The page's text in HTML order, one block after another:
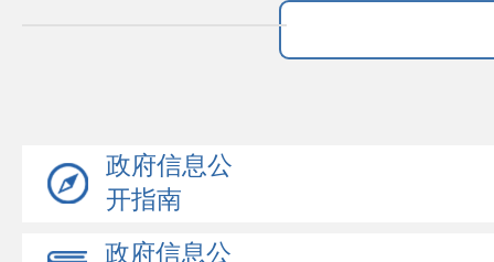
政府信息公
开指南
政府信息公